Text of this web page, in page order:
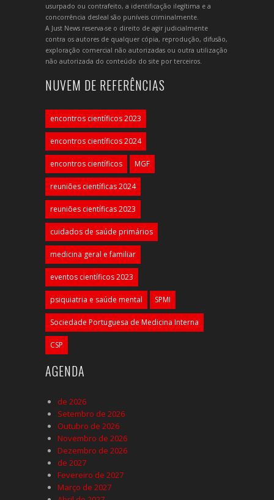
usurpado ou contrafeito, a identificação ilegítima e a
concorrência desleal são puníveis criminalmente.
A Just News reserva-se o direito de agir judicialmente
contra os autores de qualquer cópia, reprodução, difusão,
exploração comercial não autorizadas ou outra utilização
não autorizada do conteúdo do site por terceiros.
NUVEM DE REFERÊNCIAS
encontros científicos 2023
encontros científicos 2024
encontros científicos MGF
reuniões científicas 2024
reuniões científicas 2023
cuidados de saúde primários
medicina geral e familiar
eventos científicos 2023
psiquiatria e saúde mental SPMI
Sociedade Portuguesa de Medicina Interna
CSP
AGENDA
de 2026
Setembro de 2026
Outubro de 2026
Novembro de 2026
Dezembro de 2026
de 2027
Fevereiro de 2027
Março de 2027